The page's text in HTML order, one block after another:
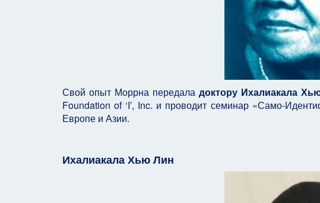
Свой опыт Моррна передала доктору Ихалиакала
Foundation of ‘I’, Inc. и проводит семинар «Само-
Европе и Азии.
Ихалиакала Хью Лин